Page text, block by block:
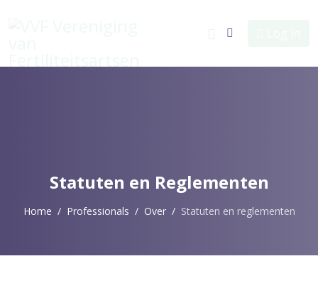
Statuten en Reglementen
Home Professionals Over Statuten en reglementen